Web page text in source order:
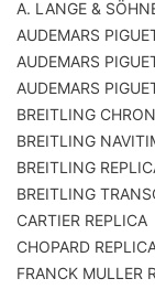
A. LANGE &
AUDEMARS
AUDEMARS
AUDEMARS
BREITLING
BREITLING
BREITLING
BREITLING
CARTIER REPLICA
CHOPARD
FRANCK MULLER